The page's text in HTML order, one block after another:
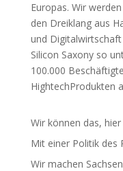
Europas. Wir
den Drei­klang aus
und
Silicon Saxony so
100.000
High­tech­Pro­dukten
Wir können das, hier
Mit einer Politik des
Wir machen